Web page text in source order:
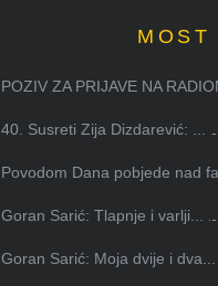
MOST
POZIV ZA PRIJAVE NA
40. Susreti Zija Dizdarević: ...
Povodom Dana pobjede nad
Goran Sarić: Tlapnje i varlji...
Goran Sarić: Moja dvije i dva...